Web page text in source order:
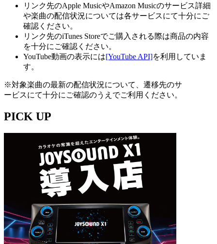
リンク先のApple MusicやAmazon Musicのサービス詳細
や楽曲の配信状況については各サービスにて十分にご
確認ください。
リンク先のiTunes Storeでご購入される際は商品の内容
を十分にご確認ください。
YouTube動画の表示には[YouTube API]を利用していま
す。
※対象楽曲の最新の配信状況について、遷移先のサ
ービスにて十分にご確認のうえでご利用ください。
PICK UP